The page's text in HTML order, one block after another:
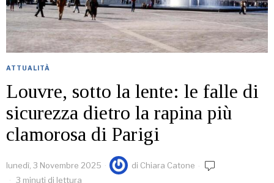
ATTUALITÀ
Louvre, sotto la lente: le falle di
sicurezza dietro la rapina più
clamorosa di Parigi
lunedì, 3 Novembre 2025 di Chiara Catone
3 minuti di lettura